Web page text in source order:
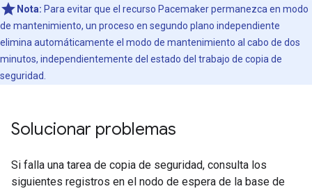
Nota: Para evitar que el recurso Pacemaker permanezca en modo
de mantenimiento, un proceso en segundo plano independiente
elimina automáticamente el modo de mantenimiento al cabo de dos
minutos, independientemente del estado del trabajo de copia de
seguridad.
Solucionar problemas
Si falla una tarea de copia de seguridad, consulta los
siguientes registros en el nodo de espera de la base de